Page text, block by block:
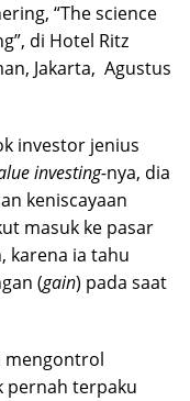
“The science
di Hotel Ritz
Jakarta, Agustus
investor jenius
investing-nya, dia
keniscayaan
masuk ke pasar
karena ia tahu
(gain) pada saat
mengontrol
pernah terpaku